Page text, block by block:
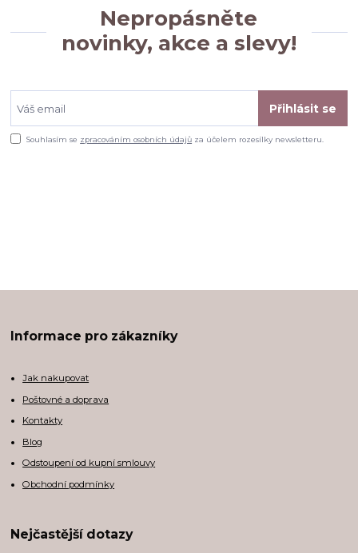
Nepropásněte
novinky, akce a slevy!
Přihlásit se
Souhlasím se zpracováním osobních údajů za účelem rozesílky newsletteru.
Informace pro zákazníky
Jak nakupovat
Poštovné a doprava
Kontakty
Blog
Odstoupení od kupní smlouvy
Obchodní podmínky
Nejčastější dotazy